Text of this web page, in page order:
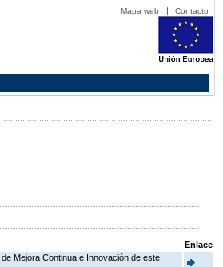
Mapa web Contacto
Enlace
Mejora Continua e Innovación de este